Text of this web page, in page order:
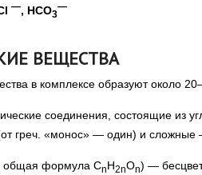
—, HCO3
—
ВЕЩЕСТВА
в комплексе образуют около
соединения, состоящие из
греч. «монос» — один) и
общая формула СnН2nОn) —